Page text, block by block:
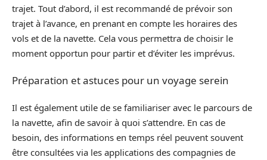
trajet. Tout d’abord, il est recommandé de prévoir son
trajet à l’avance, en prenant en compte les horaires des
vols et de la navette. Cela vous permettra de choisir le
moment opportun pour partir et d’éviter les imprévus.
Préparation et astuces pour un voyage serein
Il est également utile de se familiariser avec le parcours de
la navette, afin de savoir à quoi s’attendre. En cas de
besoin, des informations en temps réel peuvent souvent
être consultées via les applications des compagnies de